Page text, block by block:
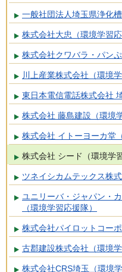
一般社団法人埼玉県浄化
株式会社大忠（環境学習応
株式会社クワバラ・パン
川上産業株式会社（環境学
東日本電信電話株式会社
株式会社 藤島建設（環境
株式会社 イトーヨーカ堂
株式会社 シード（環境学
ツネイシカムテックス株
ユニリーバ・ジャパン・
（環境学習応援隊）
株式会社パイロットコー
古郡建設株式会社（環境学
株式会社CRS埼玉（環境学